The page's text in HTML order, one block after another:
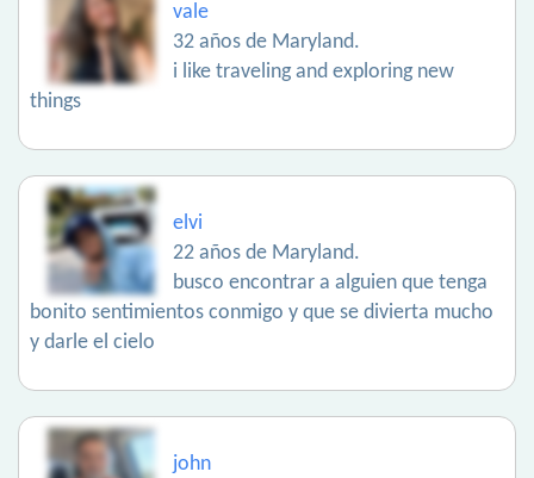
vale
32 años de Maryland.
i like traveling and exploring new
things
elvi
22 años de Maryland.
busco encontrar a alguien que tenga
bonito sentimientos conmigo y que se divierta mucho
y darle el cielo
john